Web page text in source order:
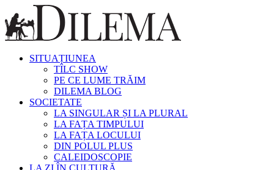
SITUAȚIUNEA
TÎLC SHOW
PE CE LUME TRĂIM
DILEMA BLOG
SOCIETATE
LA SINGULAR ȘI LA PLURAL
LA FAȚA TIMPULUI
LA FAȚA LOCULUI
DIN POLUL PLUS
CALEIDOSCOPIE
LA ZI ÎN CULTURĂ